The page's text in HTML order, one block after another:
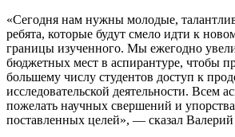
«Сегодня нам нужны молодые,
ребята, которые будут смело идти к
границы изученного. Мы ежегодно
бюджетных мест в аспирантуре, чтобы
большему числу студентов доступ к
исследовательской деятельности. Всем
пожелать научных свершений и
поставленных целей», — сказал